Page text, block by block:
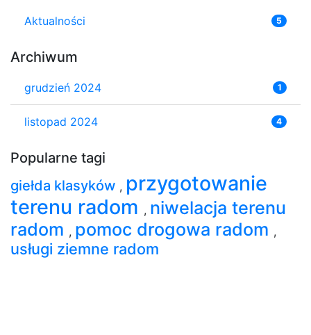
Aktualności 5
Archiwum
grudzień 2024 1
listopad 2024 4
Popularne tagi
giełda klasyków , przygotowanie
terenu radom , niwelacja terenu
radom , pomoc drogowa radom ,
usługi ziemne radom